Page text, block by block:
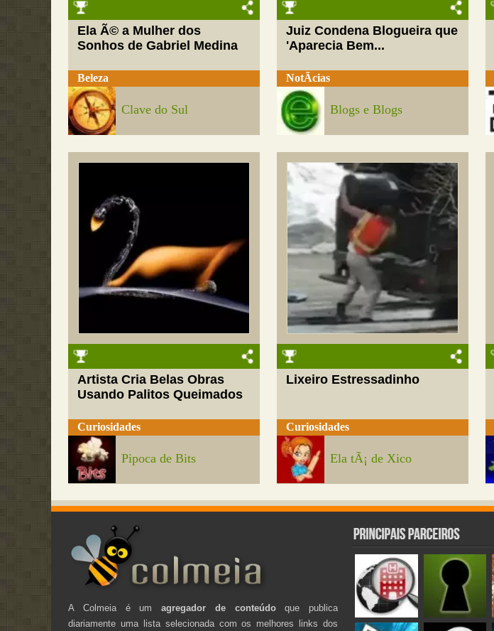
Ela Ã© a Mulher dos
Sonhos de Gabriel Medina
Beleza
Clave do Sul
Juiz Condena Blogueira que
'Aparecia Bem...
NotÃ­cias
Blogs e Blogs
Artista Cria Belas Obras
Usando Palitos Queimados
Curiosidades
Pipoca de Bits
Lixeiro Estressadinho
Curiosidades
Ela tÃ¡ de Xico
A Colmeia é umagregador de conteúdoque publica
diariamente uma lista selecionada com os melhores links dos